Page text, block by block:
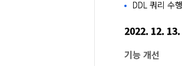
DDL 쿼리 수
2022. 12. 13.
기능 개선